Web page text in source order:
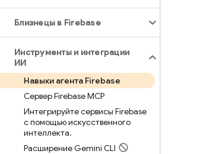
Близнецы в Firebase
Инструменты и интеграции
ИИ
Навыки агента Firebase
Сервер Firebase MCP
Интегрируйте сервисы Firebase
с помощью искусственного
интеллекта.
Расширение Gemini CLI